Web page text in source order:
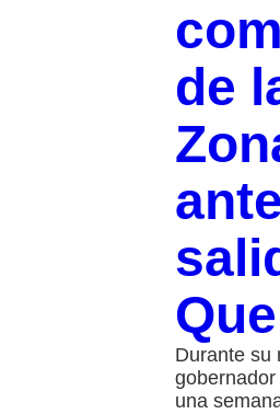
de
Durante su
una